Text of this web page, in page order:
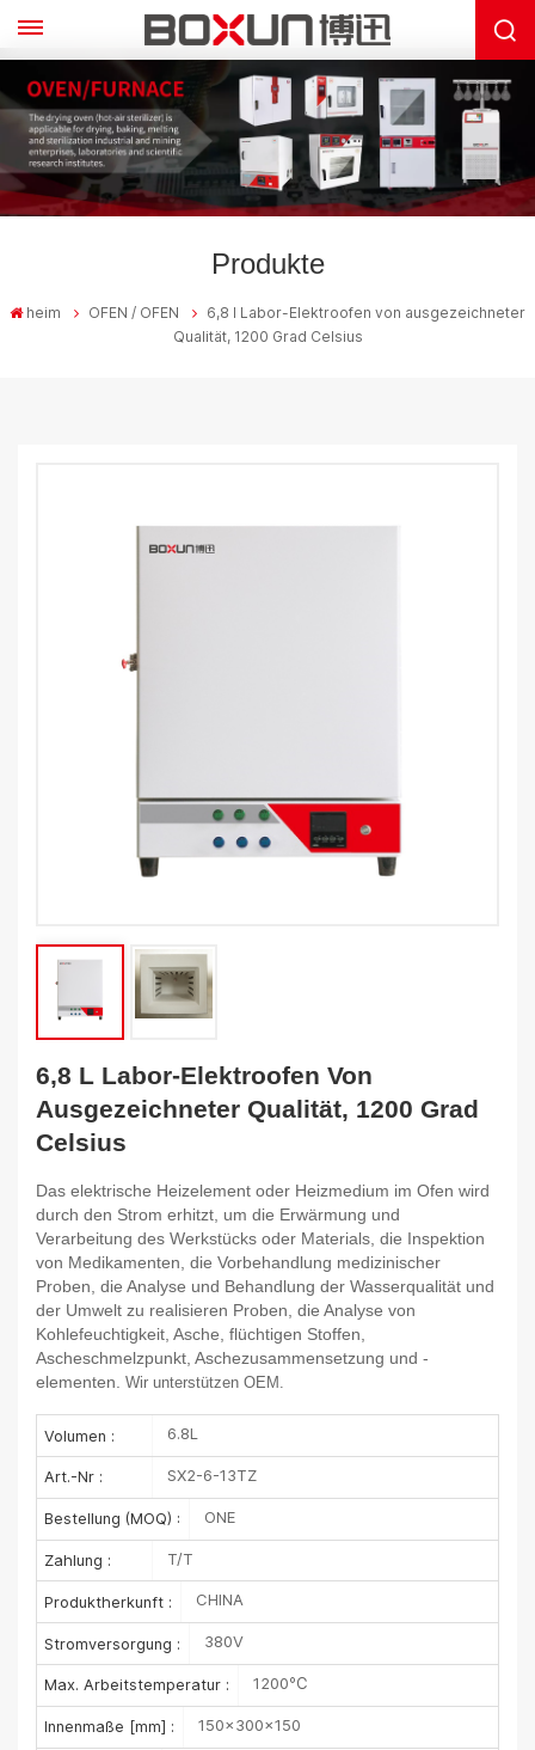
Produkte
heim OFEN / OFEN
6,8 l Labor-Elektroofen von ausgezeichneter
Qualität, 1200 Grad Celsius
6,8 L Labor-Elektroofen Von
Ausgezeichneter Qualität, 1200 Grad
Celsius
Das elektrische Heizelement oder Heizmedium im Ofen wird
durch den Strom erhitzt, um die Erwärmung und
Verarbeitung des Werkstücks oder Materials, die Inspektion
von Medikamenten, die Vorbehandlung medizinischer
Proben, die Analyse und Behandlung der Wasserqualität und
der Umwelt zu realisieren Proben, die Analyse von
Kohlefeuchtigkeit, Asche, flüchtigen Stoffen,
Ascheschmelzpunkt, Aschezusammensetzung und -
elementen. Wir unterstützen OEM.
Volumen : 6.8L
Art.-Nr : SX2-6-13TZ
Bestellung (MOQ) : ONE
Zahlung : T/T
Produktherkunft : CHINA
Stromversorgung : 380V
Max. Arbeitstemperatur : 1200℃
Innenmaße [mm] : 150×300×150